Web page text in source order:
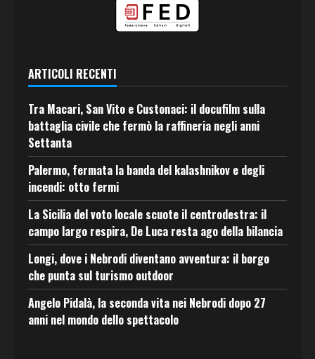
ARTICOLI RECENTI
Tra Macari, San Vito e Custonaci: il docufilm sulla
battaglia civile che fermò la raffineria negli anni
Settanta
Palermo, fermata la banda del kalashnikov e degli
incendi: otto fermi
La Sicilia del voto locale scuote il centrodestra: il
campo largo respira, De Luca resta ago della bilancia
Longi, dove i Nebrodi diventano avventura: il borgo
che punta sul turismo outdoor
Angelo Pidalà, la seconda vita nei Nebrodi dopo 27
anni nel mondo dello spettacolo